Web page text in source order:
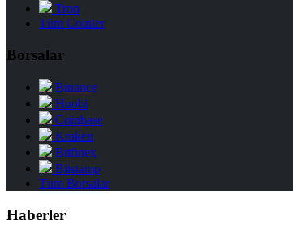
Tron
Tüm Coinler
Borsalar
Binance
Huobi
Coinbase
Kraken
Bitfinex
Bitstamp
Tüm Borsalar
Haberler